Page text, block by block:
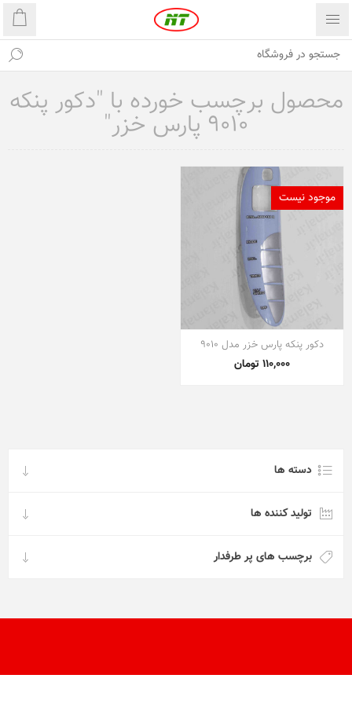
محصول برچسب خورده با "دکور پنکه
9010 پارس خزر"
موجود نیست
دکور پنکه پارس خزر مدل 9010
110,000 تومان
دسته ها
تولید کننده ها
برچسب های پر طرفدار